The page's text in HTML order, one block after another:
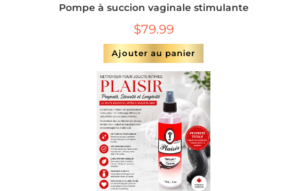
Pompe à succion vaginale stimulante
$79.99
Ajouter au panier